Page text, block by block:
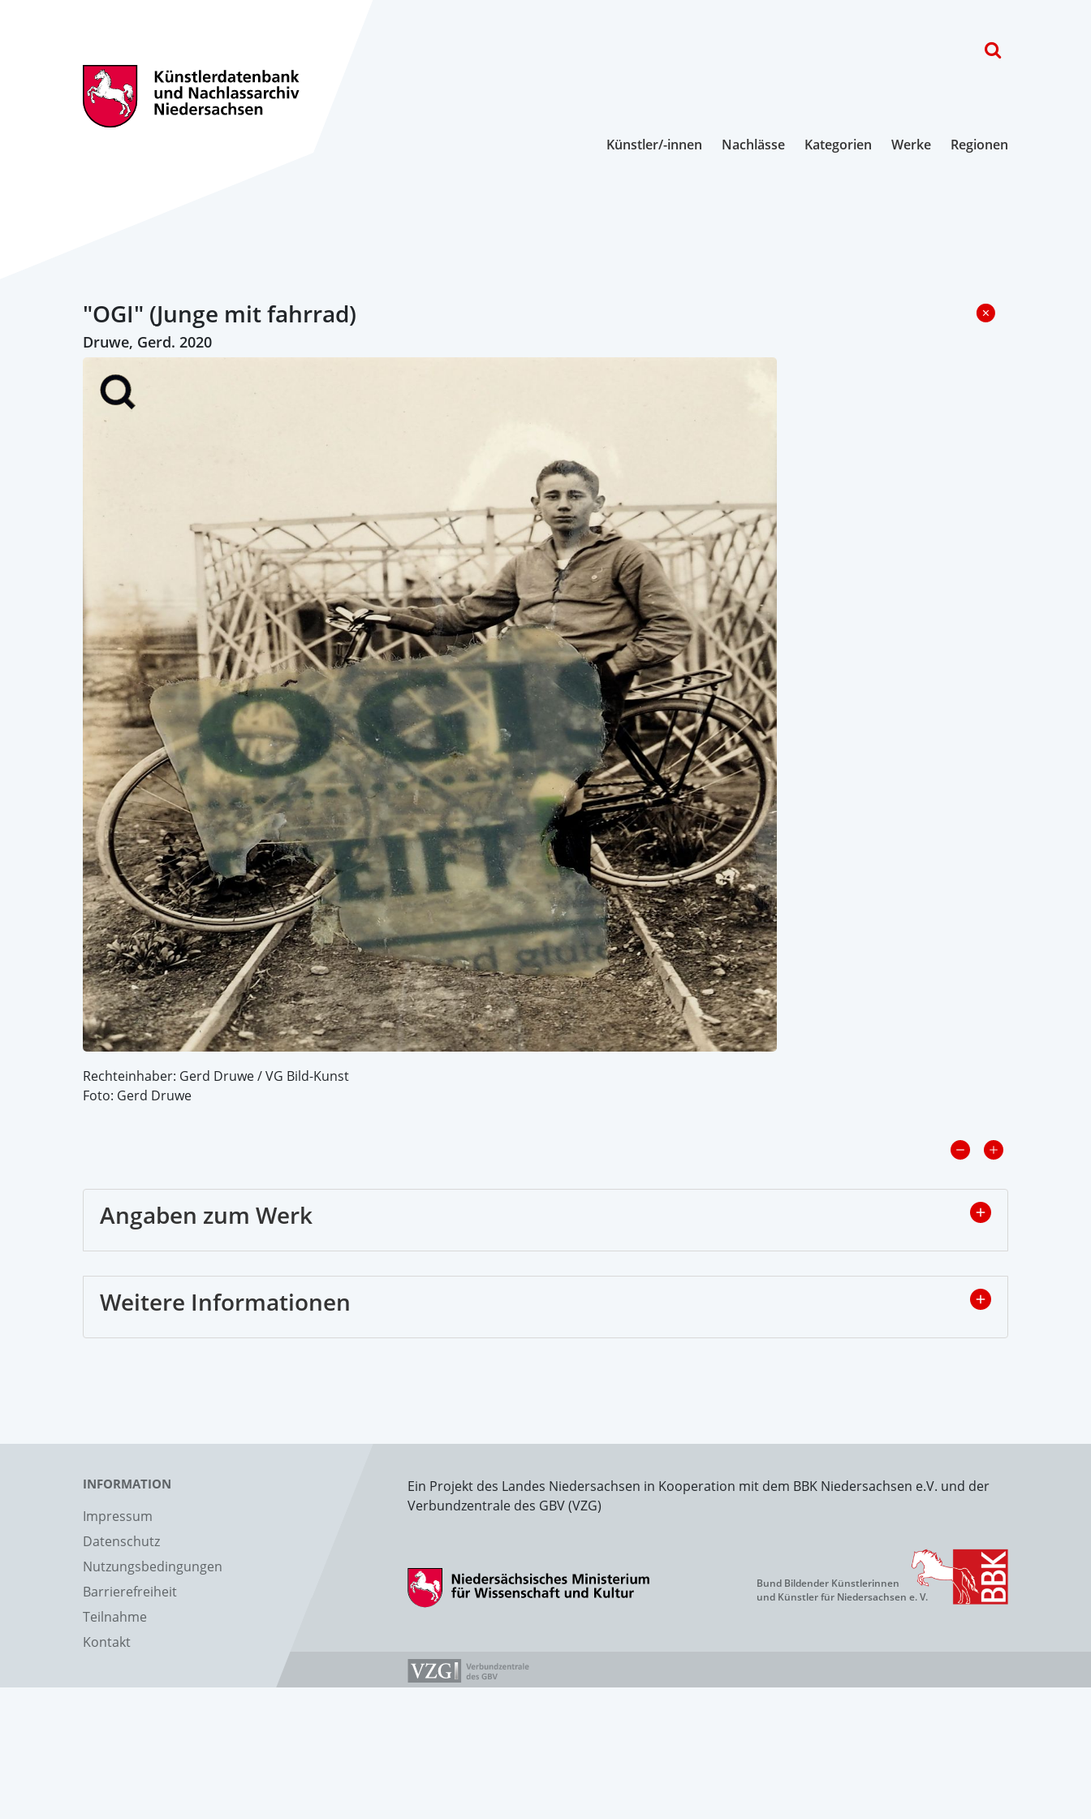
Künstler/-innen Nachlässe Kategorien Werke Regionen
"OGI" (Junge mit fahrrad)
Druwe, Gerd. 2020
Rechteinhaber: Gerd Druwe / VG Bild-Kunst
Foto: Gerd Druwe
Angaben zum Werk
Weitere Informationen
INFORMATION
Impressum
Datenschutz
Nutzungsbedingungen
Barrierefreiheit
Teilnahme
Kontakt
Ein Projekt des Landes Niedersachsen in Kooperation mit dem BBK Niedersachsen e.V. und der
Verbundzentrale des GBV (VZG)
Bund Bildender Künstlerinnen
und Künstler für Niedersachsen e. V.